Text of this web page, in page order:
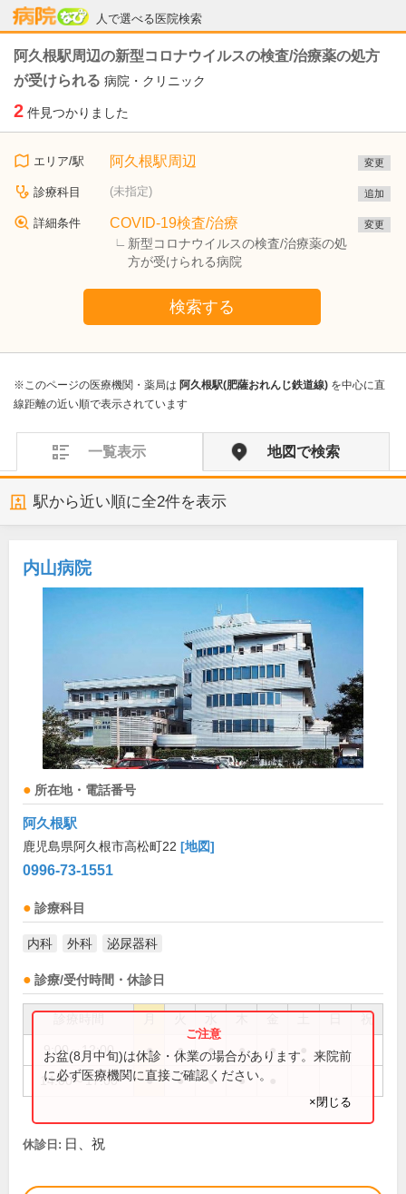
人で選べる医院検索
病院なび
阿久根駅周辺の新型コロナウイルスの検査/治療薬の処方
が受けられる 病院・クリニック
2 件見つかりました
エリア/駅 阿久根駅周辺 変更
診療科目 (未指定) 追加
詳細条件 COVID-19検査/治療
新型コロナウイルスの検査/治療薬の処
方が受けられる病院
変更
検索する
※このページの医療機関・薬局は 阿久根駅(肥薩おれんじ鉄道線) を中心に直
線距離の近い順で表示されています
一覧表示 地図で検索
駅から近い順に全2件を表示
内山病院
所在地・電話番号
阿久根駅
鹿児島県阿久根市高松町22 [地図]
0996-73-1551
診療科目
内科 外科 泌尿器科
診療/受付時間・休診日
祝
9:00～12:00 ● ● ● ● ●
14:00～17:00 ● ● ● ●
お盆(8月中旬)は休診・休業の場合があります。来院前
に必ず医療機関に直接ご確認ください。
×閉じる
休診日: 日、祝